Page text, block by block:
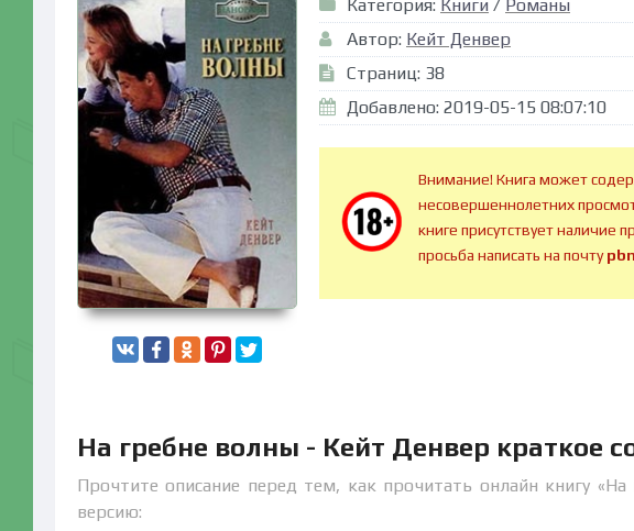
Категория: Книги / Романы
Автор: Кейт Денвер
Страниц: 38
Добавлено: 2019-05-15 08:07:10
Внимание! Книга может
несовершеннолетних
книге присутствует наличие
просьба написать на почту
На гребне волны - Кейт Денвер краткое
Прочтите описание перед тем, как прочитать онлайн книгу
версию: